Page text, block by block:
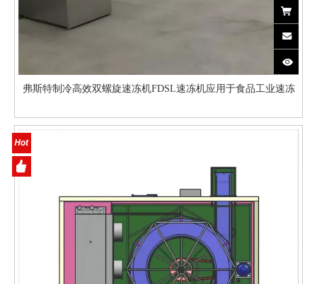
弗斯特制冷高效双螺旋速冻机FDSL速冻机应用于食品工业速冻